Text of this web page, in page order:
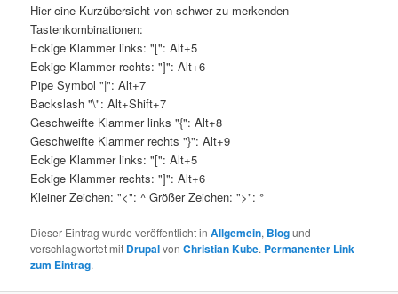
t
Hier eine Kurzübersicht von schwer zu merkenden
Tastenkombinationen:
Eckige Klammer links: "[": Alt+5
Eckige Klammer rechts: "]": Alt+6
Pipe Symbol "|": Alt+7
Backslash "\": Alt+Shift+7
Geschweifte Klammer links "{": Alt+8
Geschweifte Klammer rechts "}": Alt+9
Eckige Klammer links: "[": Alt+5
Eckige Klammer rechts: "]": Alt+6
Kleiner Zeichen: "<": ^ Größer Zeichen: ">": °
Dieser Eintrag wurde veröffentlicht inAllgemein, Blogund
verschlagwortet mit DrupalvonChristian Kube. Permanenter Link
zum Eintrag.